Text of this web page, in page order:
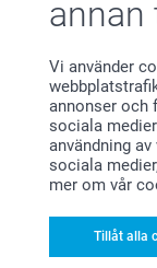
annan
Vi använder
annonser och
sociala
användning
sociala
mer om vår
Tillåt alla